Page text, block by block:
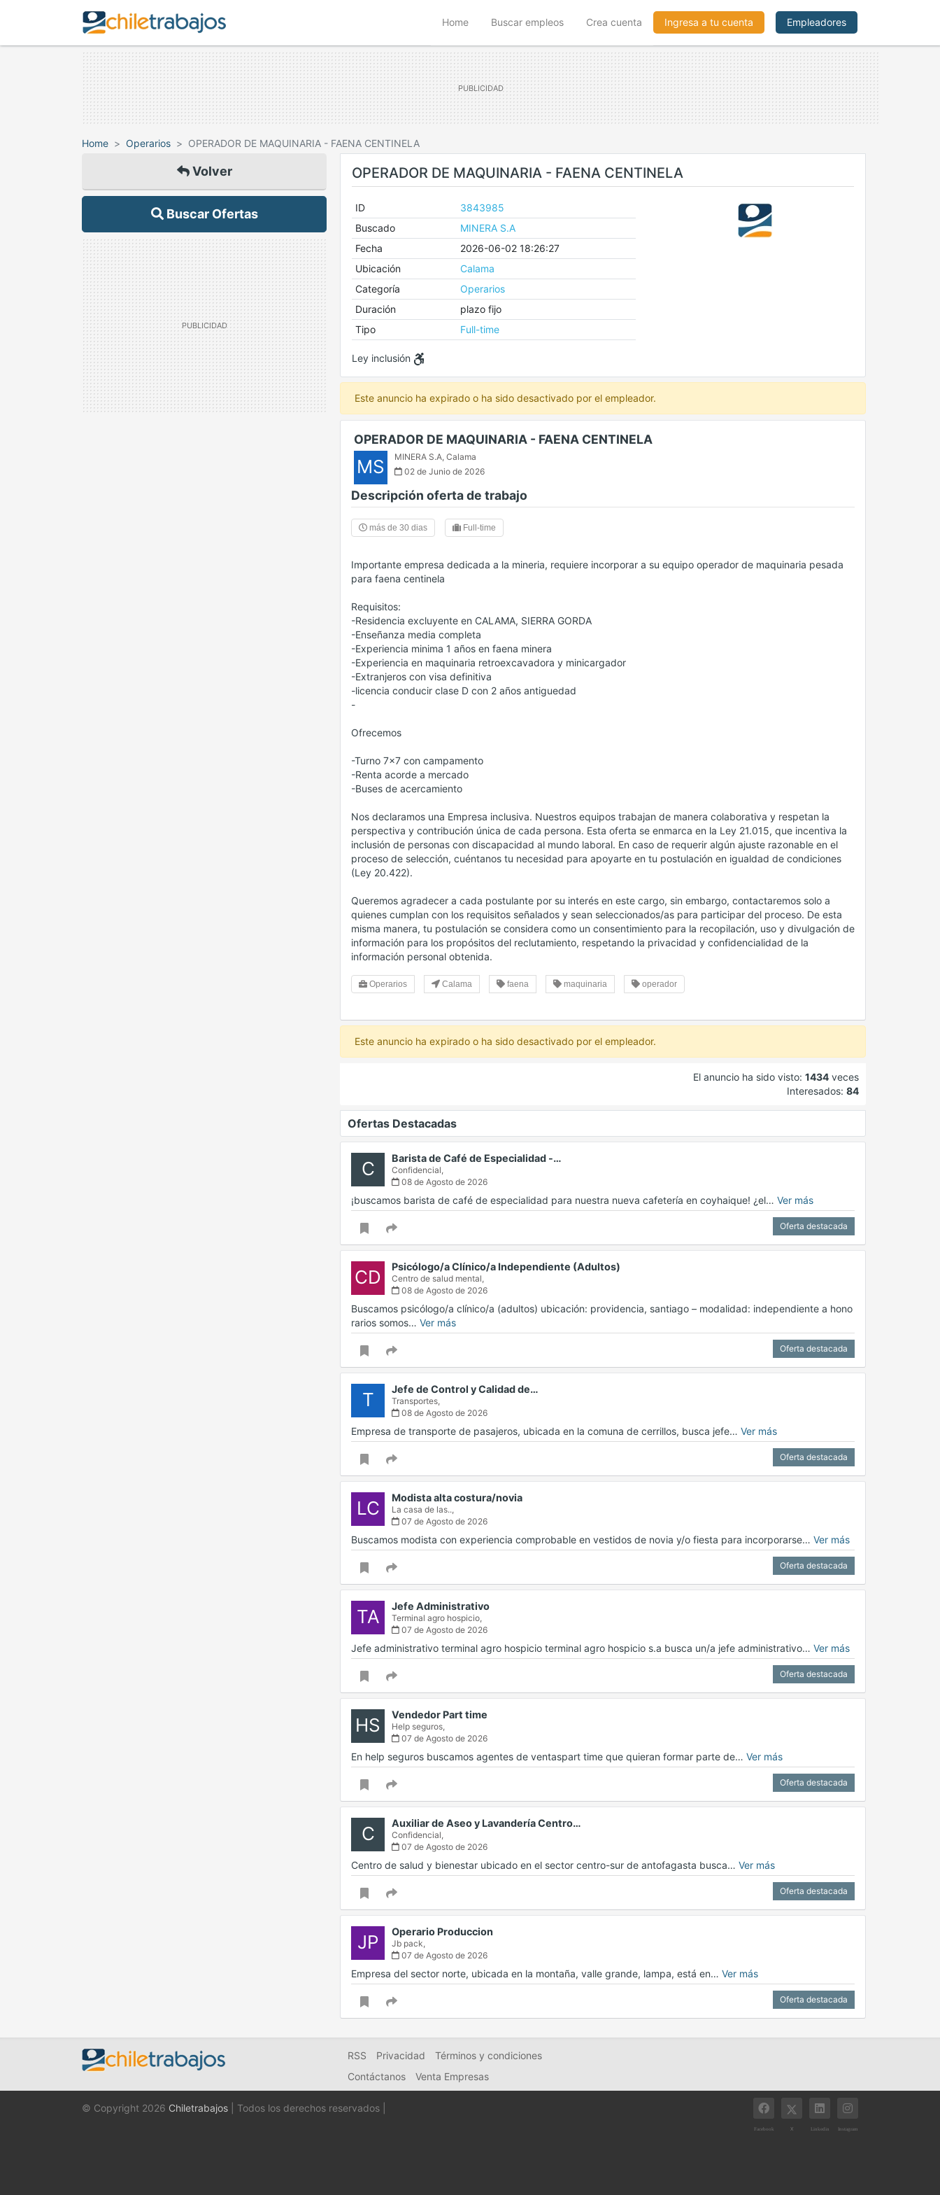
Home(current)Buscar empleos Crea cuenta Ingresa a tu cuenta Empleadores
Home Operarios OPERADOR DE MAQUINARIA - FAENA CENTINELA
Volver
Buscar Ofertas
OPERADOR DE MAQUINARIA - FAENA CENTINELA
ID
3843985
Buscado
MINERA S.A
Fecha
2026-06-02 18:26:27
Ubicación
Calama
Categoría
Operarios
Duración
plazo fijo
Tipo
Full-time
Ley inclusión
Este anuncio ha expirado o ha sido desactivado por el empleador.
OPERADOR DE MAQUINARIA - FAENA CENTINELA
MS MINERA S.A, Calama
02 de Junio de 2026
Descripción oferta de trabajo
más de 30 dias Full-time
Importante empresa dedicada a la mineria, requiere incorporar a su equipo operador de maquinaria pesada
para faena centinela
Requisitos:
-Residencia excluyente en CALAMA, SIERRA GORDA
-Enseñanza media completa
-Experiencia minima 1 años en faena minera
-Experiencia en maquinaria retroexcavadora y minicargador
-Extranjeros con visa definitiva
-licencia conducir clase D con 2 años antiguedad
-
Ofrecemos
-Turno 7x7 con campamento
-Renta acorde a mercado
-Buses de acercamiento
Nos declaramos una Empresa inclusiva. Nuestros equipos trabajan de manera colaborativa y respetan la
perspectiva y contribución única de cada persona. Esta oferta se enmarca en la Ley 21.015, que incentiva la
inclusión de personas con discapacidad al mundo laboral. En caso de requerir algún ajuste razonable en el
proceso de selección, cuéntanos tu necesidad para apoyarte en tu postulación en igualdad de condiciones
(Ley 20.422).
Queremos agradecer a cada postulante por su interés en este cargo, sin embargo, contactaremos solo a
quienes cumplan con los requisitos señalados y sean seleccionados/as para participar del proceso. De esta
misma manera, tu postulación se considera como un consentimiento para la recopilación, uso y divulgación de
información para los propósitos del reclutamiento, respetando la privacidad y confidencialidad de la
información personal obtenida.
Operarios Calama faena maquinaria operador
Este anuncio ha expirado o ha sido desactivado por el empleador.
El anuncio ha sido visto: 1434 veces
Interesados: 84
Ofertas Destacadas
C Barista de Café de Especialidad -…
Confidencial,
08 de Agosto de 2026
¡buscamos barista de café de especialidad para nuestra nueva cafetería en coyhaique! ¿el… Ver más
Oferta destacada
CD Psicólogo/a Clínico/a Independiente (Adultos)
Centro de salud mental,
08 de Agosto de 2026
Buscamos psicólogo/a clínico/a (adultos) ubicación: providencia, santiago – modalidad: independiente a hono
rarios somos… Ver más
Oferta destacada
T Jefe de Control y Calidad de…
Transportes,
08 de Agosto de 2026
Empresa de transporte de pasajeros, ubicada en la comuna de cerrillos, busca jefe… Ver más
Oferta destacada
LC Modista alta costura/novia
La casa de las..,
07 de Agosto de 2026
Buscamos modista con experiencia comprobable en vestidos de novia y/o fiesta para incorporarse… Ver más
Oferta destacada
TA Jefe Administrativo
Terminal agro hospicio,
07 de Agosto de 2026
Jefe administrativo terminal agro hospicio terminal agro hospicio s.a busca un/a jefe administrativo… Ver más
Oferta destacada
HS Vendedor Part time
Help seguros,
07 de Agosto de 2026
En help seguros buscamos agentes de ventaspart time que quieran formar parte de… Ver más
Oferta destacada
C Auxiliar de Aseo y Lavandería Centro…
Confidencial,
07 de Agosto de 2026
Centro de salud y bienestar ubicado en el sector centro-sur de antofagasta busca… Ver más
Oferta destacada
JP Operario Produccion
Jb pack,
07 de Agosto de 2026
Empresa del sector norte, ubicada en la montaña, valle grande, lampa, está en… Ver más
Oferta destacada
RSS Privacidad
Términos y condiciones
Contáctanos
Venta Empresas
© Copyright 2026 Chiletrabajos | Todos los derechos reservados |
Facebook X Linkedin Instagram